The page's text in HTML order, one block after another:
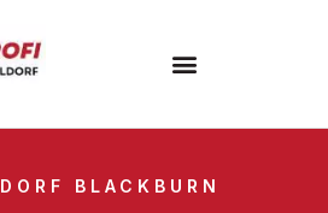
BLACKBURN